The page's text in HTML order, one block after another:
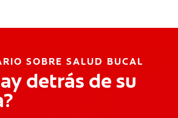
SOBRE SALUD BUCAL
detrás de su